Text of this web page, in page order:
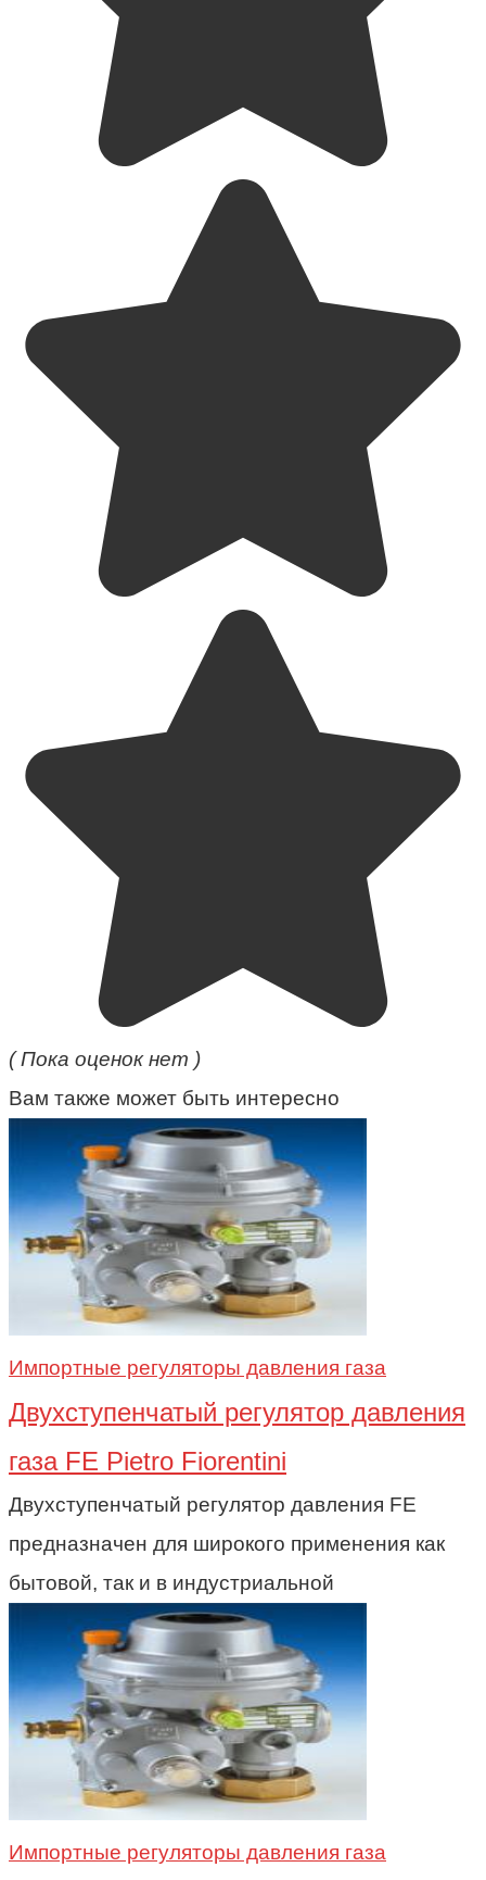
( Пока оценок нет )
Вам также может быть интересно
Импортные регуляторы давления газа
Двухступенчатый регулятор давления
газа FE Pietro Fiorentini
Двухступенчатый регулятор давления FE
предназначен для широкого применения как
бытовой, так и в индустриальной
Импортные регуляторы давления газа